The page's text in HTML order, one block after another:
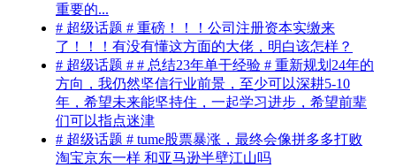
重要的...
# 超级话题 # 重磅！！！公司注册资本实缴来
了！！！有没有懂这方面的大佬，明白该怎样？
# 超级话题 # # 总结23年单干经验 # 重新规划24年的
方向，我仍然坚信行业前景，至少可以深耕5-10
年，希望未来能坚持住，一起学习进步，希望前辈
们可以指点迷津
# 超级话题 # tume股票暴涨，最终会像拼多多打败
淘宝京东一样 和亚马逊半壁江山吗